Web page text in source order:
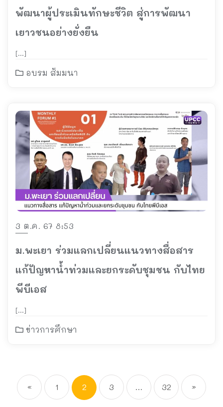
พัฒนาผู้ประเมินทักษะชีวิต สู่การพัฒนา
เยาวชนอย่างยั่งยืน
[…]
อบรม สัมมนา
3 ต.ค. 67 8:53
ม.พะเยา ร่วมแลกเปลี่ยนแนวทางสื่อสาร
แก้ปัญหาน้ำท่วมและยกระดับชุมชน กับไทย
พีบีเอส
[…]
ข่าวการศึกษา
« 1 2 3 … 32 »